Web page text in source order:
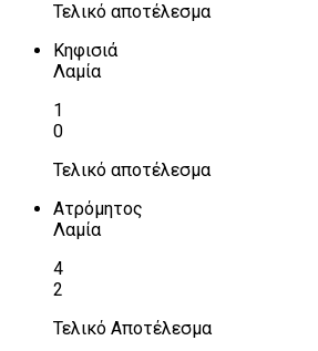
Τελικό αποτέλεσμα
Κηφισιά
Λαμία
1
0
Τελικό αποτέλεσμα
Ατρόμητος
Λαμία
4
2
Τελικό Αποτέλεσμα